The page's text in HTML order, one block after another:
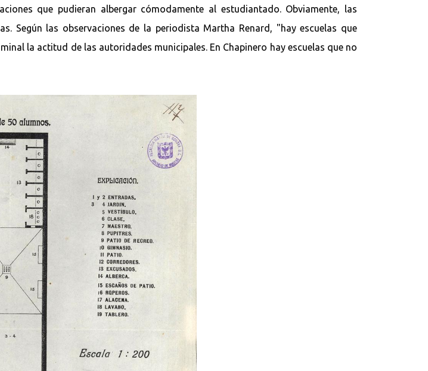
que pudieran albergar cómodamente al estudiantado. Obviamente, las
Según las observaciones de la periodista Martha Renard, "hay escuelas que
la actitud de las autoridades municipales. En Chapinero hay escuelas que no